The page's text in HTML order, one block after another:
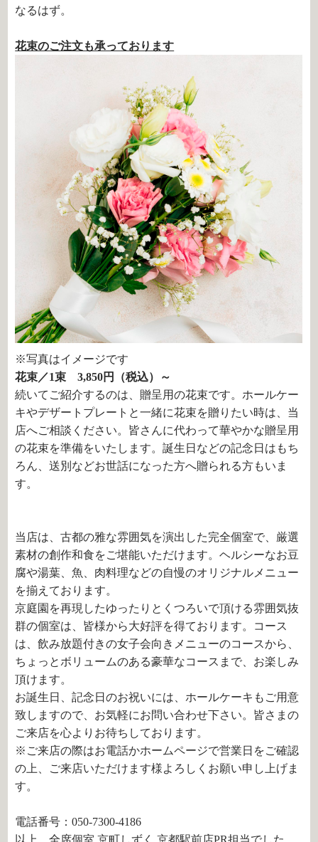
なるはず。
花束のご注文も承っております
※写真はイメージです
花束／1束 3,850円（税込）～
続いてご紹介するのは、贈呈用の花束です。ホールケー
キやデザートプレートと一緒に花束を贈りたい時は、当
店へご相談ください。皆さんに代わって華やかな贈呈用
の花束を準備をいたします。誕生日などの記念日はもち
ろん、送別などお世話になった方へ贈られる方もいま
す。
当店は、古都の雅な雰囲気を演出した完全個室で、厳選
素材の創作和食をご堪能いただけます。ヘルシーなお豆
腐や湯葉、魚、肉料理などの自慢のオリジナルメニュー
を揃えております。
京庭園を再現したゆったりとくつろいで頂ける雰囲気抜
群の個室は、皆様から大好評を得ております。コース
は、飲み放題付きの女子会向きメニューのコースから、
ちょっとボリュームのある豪華なコースまで、お楽しみ
頂けます。
お誕生日、記念日のお祝いには、ホールケーキもご用意
致しますので、お気軽にお問い合わせ下さい。皆さまの
ご来店を心よりお待ちしております。
※ご来店の際はお電話かホームページで営業日をご確認
の上、ご来店いただけます様よろしくお願い申し上げま
す。
電話番号：050-7300-4186
以上、全席個室 京町しずく 京都駅前店PR担当でした。